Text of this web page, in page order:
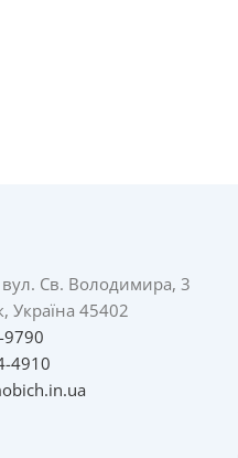
Св. Володимира, 3
Україна 45402
9790
4910